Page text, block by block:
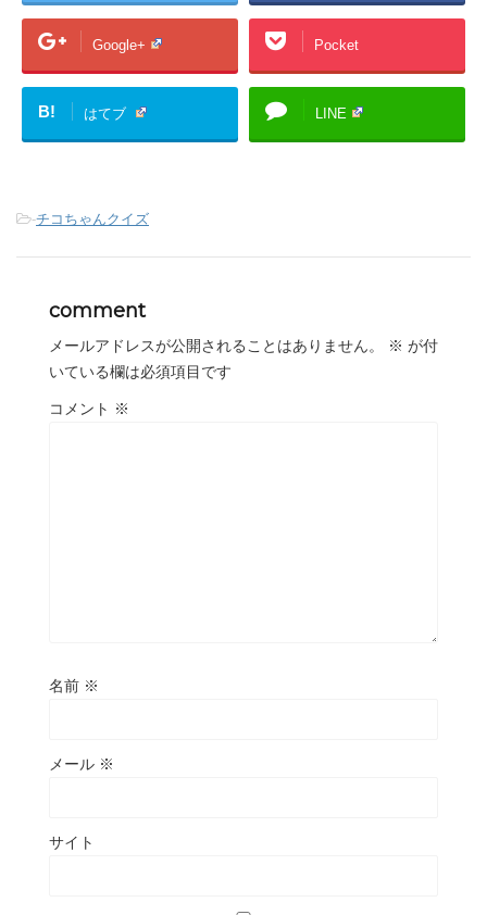
Google+ Pocket
B! はてブ LINE
-チコちゃんクイズ
comment
メールアドレスが公開されることはありません。 ※ が付
いている欄は必須項目です
コメント ※
名前 ※
メール ※
サイト